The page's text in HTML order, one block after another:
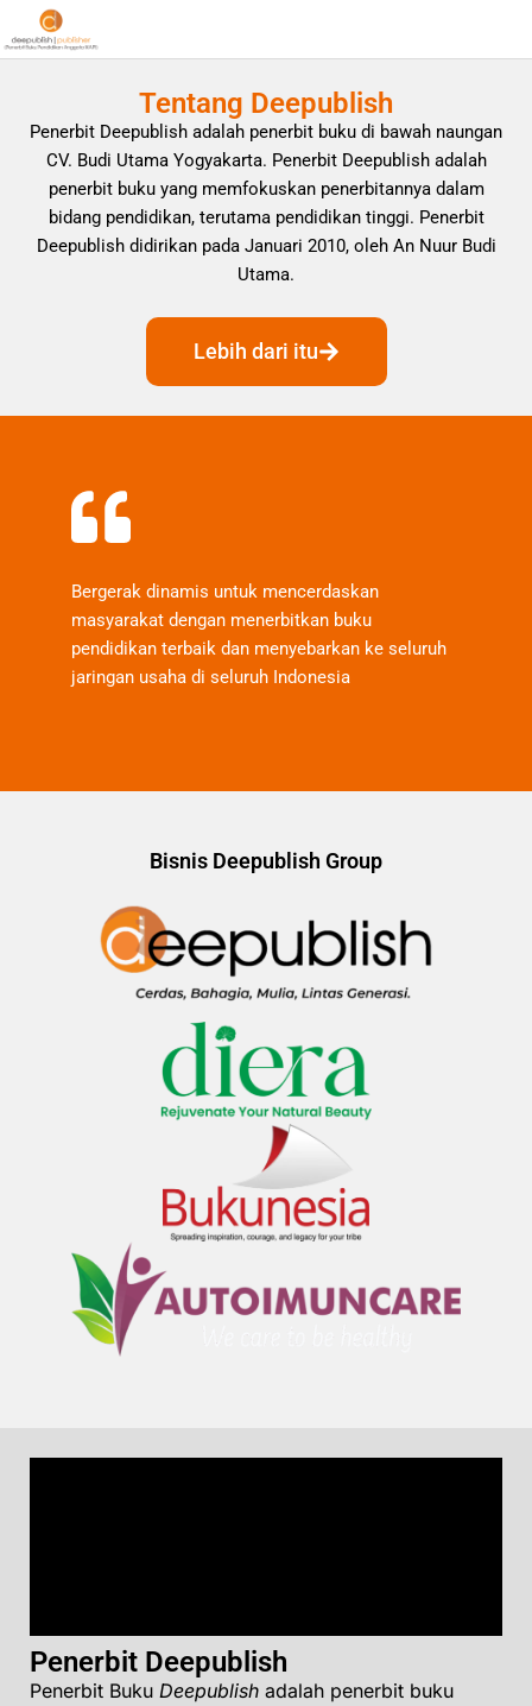
Tentang Deepublish
Penerbit Deepublish adalah penerbit buku di bawah naungan
CV. Budi Utama Yogyakarta. Penerbit Deepublish adalah
penerbit buku yang memfokuskan penerbitannya dalam
bidang pendidikan, terutama pendidikan tinggi. Penerbit
Deepublish didirikan pada Januari 2010, oleh An Nuur Budi
Utama.
Lebih dari itu
Bergerak dinamis untuk mencerdaskan
masyarakat dengan menerbitkan buku
pendidikan terbaik dan menyebarkan ke seluruh
jaringan usaha di seluruh Indonesia
Bisnis Deepublish Group
Penerbit Deepublish
Penerbit Buku Deepublish adalah penerbit buku